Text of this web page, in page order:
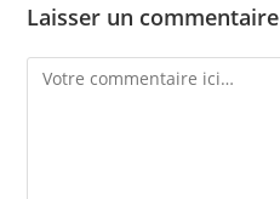
Laisser un commentaire
Comment